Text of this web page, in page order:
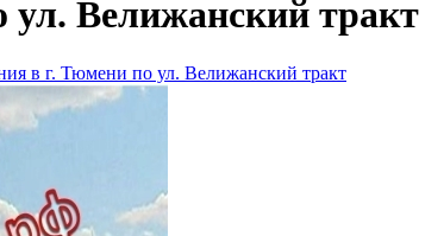
ул. Велижанский тракт
в г. Тюмени по ул. Велижанский тракт